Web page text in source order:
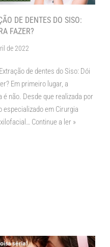
DE DENTES DO SISO:
FAZER?
de 2022
de dentes do Siso: Dói
Em primeiro lugar, a
é não. Desde que realizada por
especializado em Cirurgia
Continue a ler »